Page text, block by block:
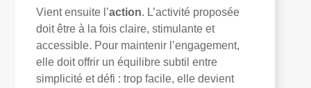
Vient ensuite l’action. L’activité proposée
doit être à la fois claire, stimulante et
accessible. Pour maintenir l’engagement,
elle doit offrir un équilibre subtil entre
simplicité et défi : trop facile, elle devient